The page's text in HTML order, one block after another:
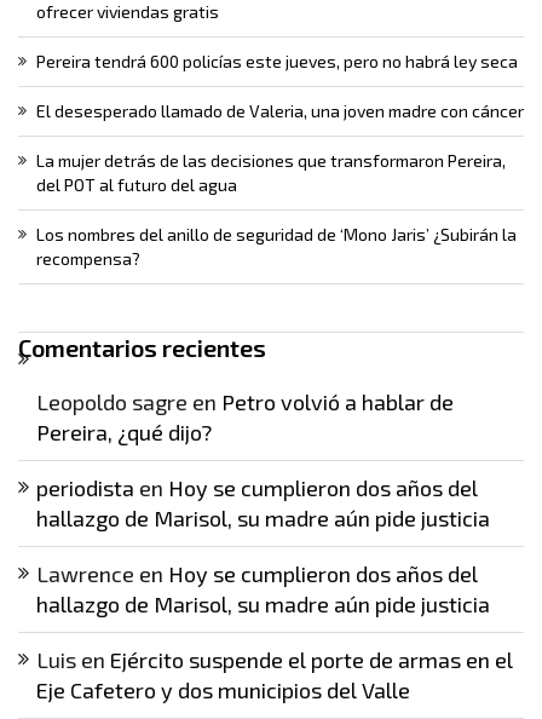
ofrecer viviendas gratis
Pereira tendrá 600 policías este jueves, pero no habrá ley seca
El desesperado llamado de Valeria, una joven madre con cáncer
La mujer detrás de las decisiones que transformaron Pereira,
del POT al futuro del agua
Los nombres del anillo de seguridad de ‘Mono Jaris’ ¿Subirán la
recompensa?
Comentarios recientes
Leopoldo sagre en Petro volvió a hablar de
Pereira, ¿qué dijo?
periodista en Hoy se cumplieron dos años del
hallazgo de Marisol, su madre aún pide justicia
Lawrence en Hoy se cumplieron dos años del
hallazgo de Marisol, su madre aún pide justicia
Luis en Ejército suspende el porte de armas en el
Eje Cafetero y dos municipios del Valle